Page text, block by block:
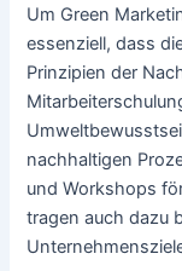
Um Green
essenziell, dass
Prinzipien der
nachhaltigen
und Workshops
tragen auch dazu